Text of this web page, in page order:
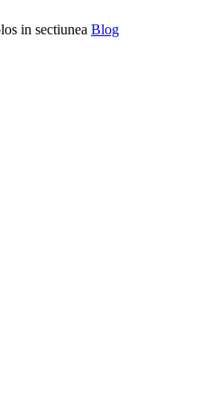
in sectiunea Blog